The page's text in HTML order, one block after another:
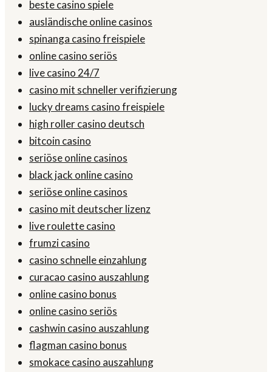
beste casino spiele
ausländische online casinos
spinanga casino freispiele
online casino seriös
live casino 24/7
casino mit schneller verifizierung
lucky dreams casino freispiele
high roller casino deutsch
bitcoin casino
seriöse online casinos
black jack online casino
seriöse online casinos
casino mit deutscher lizenz
live roulette casino
frumzi casino
casino schnelle einzahlung
curacao casino auszahlung
online casino bonus
online casino seriös
cashwin casino auszahlung
flagman casino bonus
smokace casino auszahlung